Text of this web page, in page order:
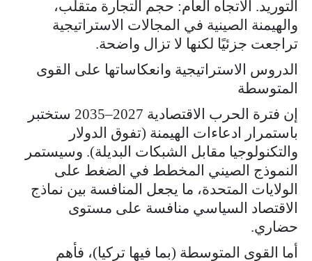
التوريد. الاتجاه العام: حجم التجارة متقلب،
والهيمنة الصينية في المجالات الاستراتيجية
تراجعت جزئيًا لكنها لا تزال واضحة.
الدروس الاستراتيجية وانعكاساتها على القوى
المتوسطة
إن فترة الحرب الاقتصادية 2027–2035 ستختبر
باستمرار ادعاءات الهيمنة (تفوق الدولار
والتكنولوجيا مقابل الشبكات البديلة). وسيستمر
النموذج الصيني المخطط في الضغط على
الولايات المتحدة، ما يجعل المنافسة بين نماذج
الاقتصاد السياسي منافسة على مستوى
حضاري.
أما القوى المتوسطة (بما فيها تركيا)، فأهم